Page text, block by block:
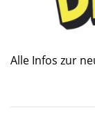
Alle Infos zur